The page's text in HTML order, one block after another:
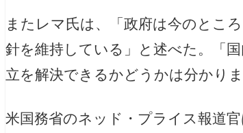
またレマ氏は、「政府は今のとこ
針を維持している」と述べた。「
立を解決できるかどうかは分かりま
米国務省のネッド・プライス報道